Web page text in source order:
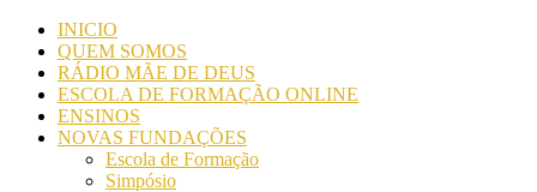
INICIO
QUEM SOMOS
RÁDIO MÃE DE DEUS
ESCOLA DE FORMAÇÃO ONLINE
ENSINOS
NOVAS FUNDAÇÕES
Escola de Formação
Simpósio